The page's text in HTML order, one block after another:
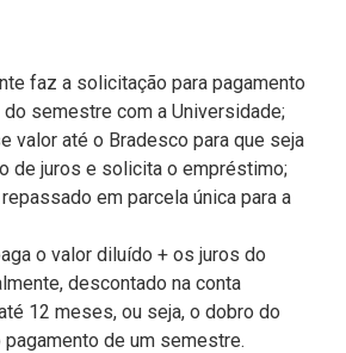
faz a solicitação para pagamento
semestre com a Universidade;
valor até o Bradesco para que seja
de juros e solicita o empréstimo;
em parcela única para a
o valor diluído + os juros do
descontado na conta
12 meses, ou seja, o dobro do
pagamento de um semestre.